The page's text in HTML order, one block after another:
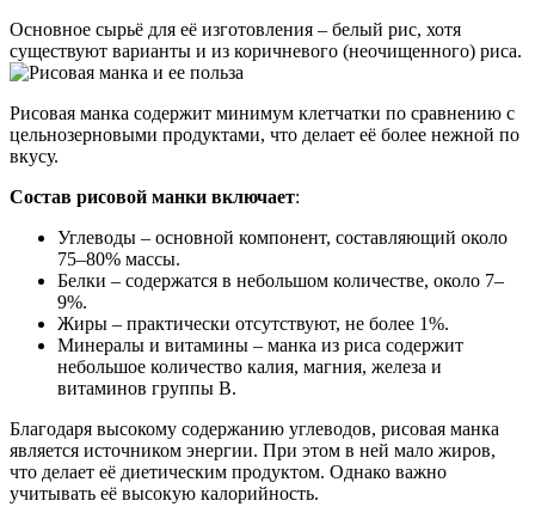
Основное сырьё для её изготовления – белый рис, хотя
существуют варианты и из коричневого (неочищенного) риса.
Рисовая манка содержит минимум клетчатки по сравнению с
цельнозерновыми продуктами, что делает её более нежной по
вкусу.
Состав рисовой манки включает:
Углеводы – основной компонент, составляющий около
75–80% массы.
Белки – содержатся в небольшом количестве, около 7–
9%.
Жиры – практически отсутствуют, не более 1%.
Минералы и витамины – манка из риса содержит
небольшое количество калия, магния, железа и
витаминов группы B.
Благодаря высокому содержанию углеводов, рисовая манка
является источником энергии. При этом в ней мало жиров,
что делает её диетическим продуктом. Однако важно
учитывать её высокую калорийность.